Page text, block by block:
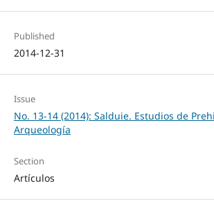
Published
2014-12-31
Issue
No. 13-14 (2014): Salduie. Estudios de
Arqueología
Section
Artículos